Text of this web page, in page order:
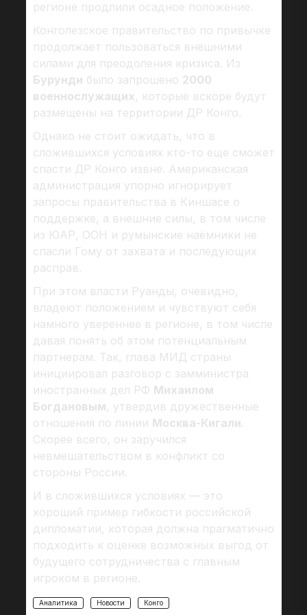
регионе продлили осадное положение.
Конголезское правительство по привычке
продолжает пользоваться внешними
силами для преодоления кризиса. Из
Бурунди было запрошено 2000
военнослужащих, которые вскоре будут
размещены на территории ДР Конго.
Однако не стоит ожидать, что в
сложившихся условиях кто-то еще сможет
спасти ДР Конго извне. Американская
администрация упорно игнорирует
запросы правительства в Киншасе о
поддержке, а внешние силы, в том числе
из ЮАР, ООН и румынские наёмники не
спасли Гому от захвата и последующих
расправ.
При этом власти Руанды, очевидно,
владеют положением и чувствуют себя
намного увереннее в регионе, в том числе
давая понять об этом потенциальным
партнерам. Так, глава МИД страны
инициировал разговор с замминистра
иностранных дел РФ Михаилом
Богдановым, утвердив дружественные
отношения по линии Москва-Кигали.
Скорее всего, он заручился
невмешательством в конфликт со
стороны России.
И в сложившихся условиях — это
хороший пример гибкости российской
дипломатии, которая должна прагматично
подходить к оценке возможных выгод от
будущего сотрудничества с главным
игроком в регионе.
Аналитика Новости Конго